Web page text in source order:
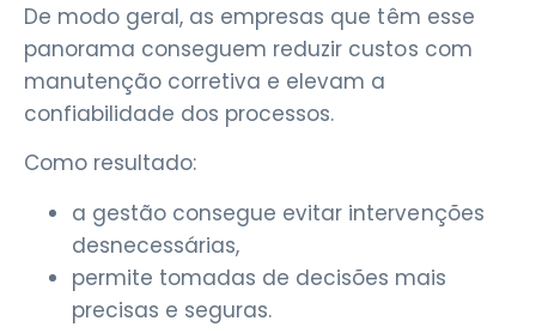
De modo geral, as empresas que têm esse
panorama conseguem reduzir custos com
manutenção corretiva e elevam a
confiabilidade dos processos.
Como resultado:
a gestão consegue evitar intervenções
desnecessárias,
permite tomadas de decisões mais
precisas e seguras.